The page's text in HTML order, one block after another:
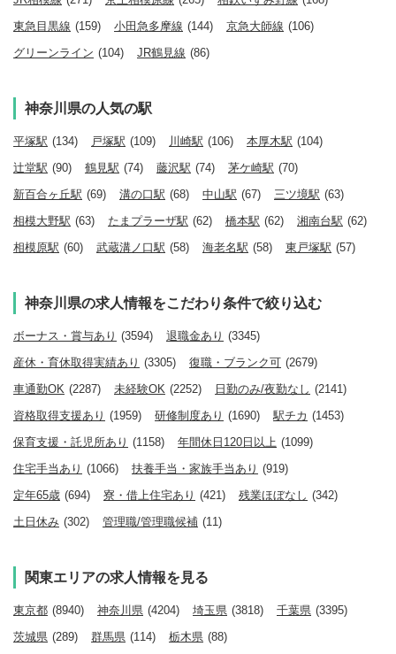
東急目黒線 (159) 小田急多摩線 (144) 京急大師線 (106)
グリーンライン (104) JR鶴見線 (86)
神奈川県の人気の駅
平塚駅 (134) 戸塚駅 (109) 川崎駅 (106) 本厚木駅 (104)
辻堂駅 (90) 鶴見駅 (74) 藤沢駅 (74) 茅ケ崎駅 (70)
新百合ヶ丘駅 (69) 溝の口駅 (68) 中山駅 (67) 三ツ境駅 (63)
相模大野駅 (63) たまプラーザ駅 (62) 橋本駅 (62) 湘南台駅 (62)
相模原駅 (60) 武蔵溝ノ口駅 (58) 海老名駅 (58) 東戸塚駅 (57)
神奈川県の求人情報をこだわり条件で絞り込む
ボーナス・賞与あり (3594) 退職金あり (3345)
産休・育休取得実績あり (3305) 復職・ブランク可 (2679)
車通勤OK (2287) 未経験OK (2252) 日勤のみ/夜勤なし (2141)
資格取得支援あり (1959) 研修制度あり (1690) 駅チカ (1453)
保育支援・託児所あり (1158) 年間休日120日以上 (1099)
住宅手当あり (1066) 扶養手当・家族手当あり (919)
定年65歳 (694) 寮・借上住宅あり (421) 残業ほぼなし (342)
土日休み (302) 管理職/管理職候補 (11)
関東エリアの求人情報を見る
東京都 (8940) 神奈川県 (4204) 埼玉県 (3818) 千葉県 (3395)
茨城県 (289) 群馬県 (114) 栃木県 (88)